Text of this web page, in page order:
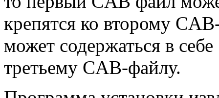
крепятся ко второму
может содержаться в
третьему CAB-файлу.